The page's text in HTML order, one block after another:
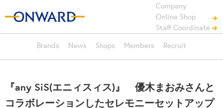
Company
Online Shop
Staff Coordinate
Brands
News Shops Members Recruit
『any SiS(エニィスィス)』 優木まおみさんと
コラボレーションしたセレモニーセットアップ